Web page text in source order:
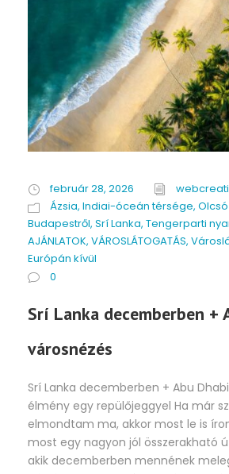
február 28, 2026
Ázsia, Indiai-óceán térsége,
Budapestről, Srí Lanka, Tengerparti
AJÁNLATOK, VÁROSLÁTOGATÁS,
Európán kívül
0
Srí Lanka decemberben +
városnézés
Srí Lanka decemberben + Abu
élmény egy repülőjeggyel Ha már
elmondtam ma, akkor most le is
most egy nagyon jól összerakható
akik decemberben mennének